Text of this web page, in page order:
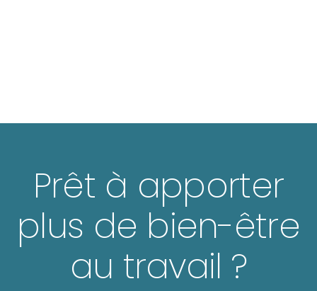
Prêt à apporter
plus de bien-être
au travail ?